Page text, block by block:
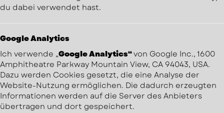
du dabei verwendet hast.
Google Analytics
Ich verwende „Google Analytics“von Google Inc., 1600
Amphitheatre Parkway Mountain View, CA 94043, USA.
Dazu werden Cookies gesetzt, die eine Analyse der
Website-Nutzung ermöglichen. Die dadurch erzeugten
Informationen werden auf die Server des Anbieters
übertragen und dort gespeichert.